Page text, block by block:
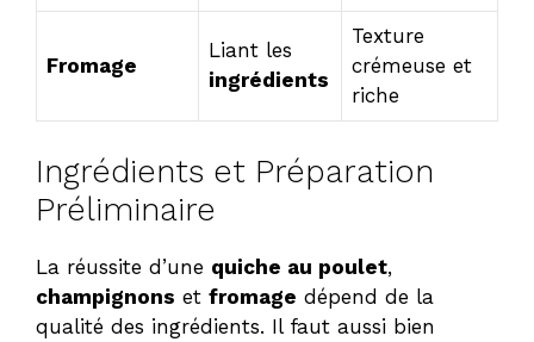
Fromage
Liant les
ingrédients
Texture
crémeuse et
riche
Ingrédients et Préparation
Préliminaire
La réussite d’une quiche au poulet,
champignons et fromage dépend de la
qualité des ingrédients. Il faut aussi bien